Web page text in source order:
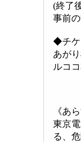
(終了
事前
◆チケ
あが
ルコ
《あ
東京
る、